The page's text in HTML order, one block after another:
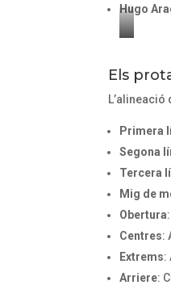
Hugo
L
à
r
r
e
Els
L’alineació
Primera
Segona
Tercera
Mig de
Obertura
Centres:
Extrems:
Arriere: